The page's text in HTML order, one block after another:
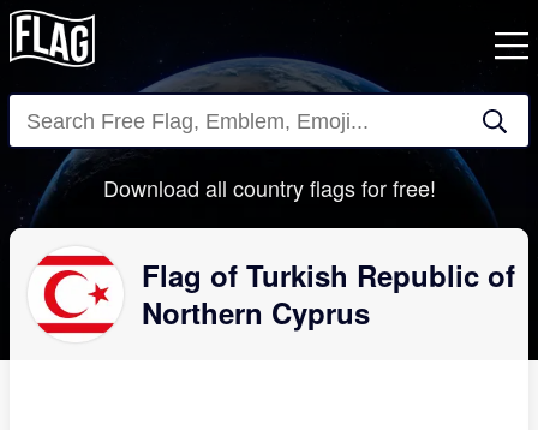
Close
Download all country flags for free!
Flag of Turkish Republic of
Northern Cyprus